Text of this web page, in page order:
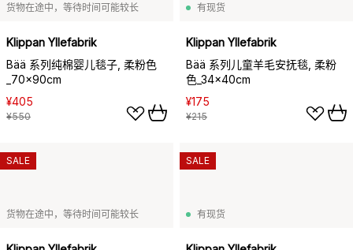
货物在途中，等待时间可能较长
Klippan Yllefabrik
Bää 系列纯棉婴儿毯子, 柔粉色
_70x90cm
¥405
¥550
有现货
Klippan Yllefabrik
Bää 系列儿童羊毛安抚毯, 柔粉
色_34x40cm
¥175
¥215
货物在途中，等待时间可能较长
SALE
有现货
SALE